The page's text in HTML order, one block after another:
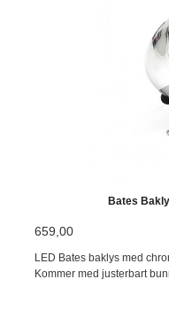
Bates
659,00
LED Bates baklys med
Kommer med justerbart